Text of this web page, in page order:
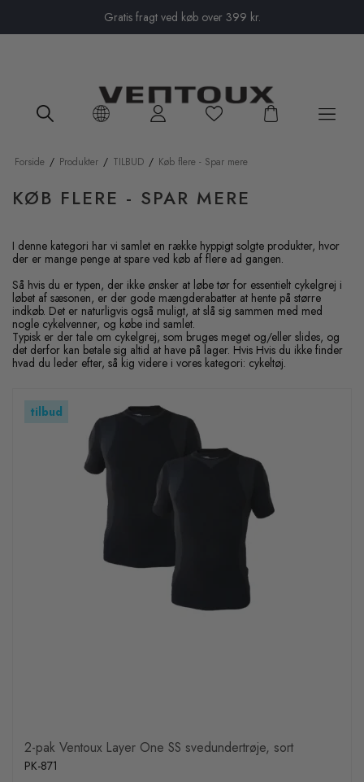
Gratis fragt ved køb over 399 kr.
Forside / Produkter / TILBUD / Køb flere - Spar mere
KØB FLERE - SPAR MERE
I denne kategori har vi samlet en række hyppigt solgte produkter, hvor
der er mange penge at spare ved køb af flere ad gangen.
Så hvis du er typen, der ikke ønsker at løbe tør for essentielt cykelgrej i
løbet af sæsonen, er der gode mængderabatter at hente på større
indkøb. Det er naturligvis også muligt, at slå sig sammen med med
nogle cykelvenner, og købe ind samlet.
Typisk er der tale om cykelgrej, som bruges meget og/eller slides, og
det derfor kan betale sig altid at have på lager. Hvis Hvis du ikke finder
hvad du leder efter, så kig videre i vores kategori: cykeltøj.
tilbud
2-pak Ventoux Layer One SS svedundertrøje, sort
PK-871